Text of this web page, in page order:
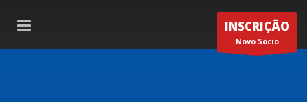
INSCRIÇÃO
Novo Sócio